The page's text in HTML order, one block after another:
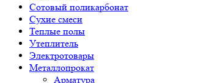
Сотовый поликарбонат
Сухие смеси
Теплые полы
Утеплитель
Электротовары
Металлопрокат
Арматура